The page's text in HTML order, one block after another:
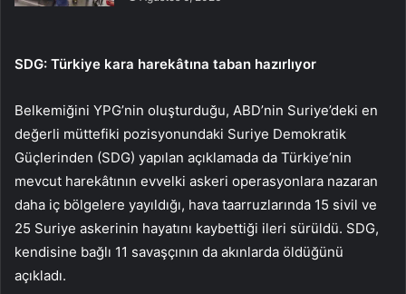
SDG: Türkiye kara harekâtına taban hazırlıyor
Belkemiğini YPG’nin oluşturduğu, ABD’nin Suriye’deki en
değerli müttefiki pozisyonundaki Suriye Demokratik
Güçlerinden (SDG) yapılan açıklamada da Türkiye’nin
mevcut harekâtının evvelki askeri operasyonlara nazaran
daha iç bölgelere yayıldığı, hava taarruzlarında 15 sivil ve
25 Suriye askerinin hayatını kaybettiği ileri sürüldü. SDG,
kendisine bağlı 11 savaşçının da akınlarda öldüğünü
açıkladı.